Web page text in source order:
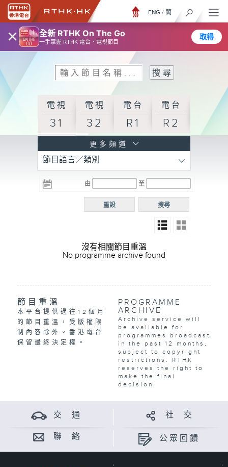
× 全新 RTHK On The Go
一手掌握 RTHK 電台、電視節目
取得
ENG / 簡
電視
31
電視
32
電台
R1
電台
R2
R3
電台 電台
R5
電台
普通
更多頻道
節目語言／類別
由 至
搜尋
重設
沒有相關節目重溫
No programme archive found
節目重溫
本平台提供過往12個月
的節目重溫，受版權限
制內容除外。香港電台
保留最終決定權。
PROGRAMME
ARCHIVE
Archive service will
be available for
programmes broadcast
in the past 12 months,
subject to copyright
restrictions. RTHK
reserves the right to
make the final
decision.
交 通 社 交
聯 絡 公眾回饋